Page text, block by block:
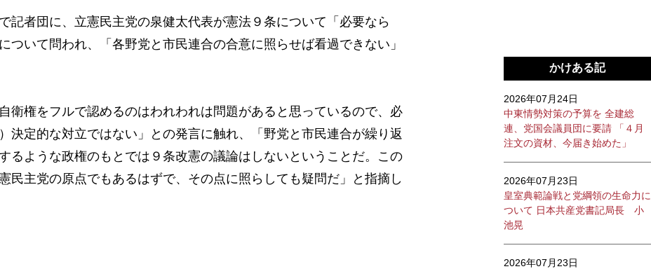
者団に、立憲民主党の泉健太代表が憲法９条について「必要なら
ついて問われ、「各野党と市民連合の合意に照らせば看過できない」
権をフルで認めるのはわれわれは問題があると思っているので、必
決定的な対立ではない」との発言に触れ、「野党と市民連合が繰り返
るような政権のもとでは９条改憲の議論はしないということだ。この
民主党の原点でもあるはずで、その点に照らしても疑問だ」と指摘し
かけある記
2026年07月24日
中東情勢対策の予算を 全建総
連、党国会議員団に要請 「４月
注文の資材、今届き始めた」
2026年07月23日
皇室典範論戦と党綱領の生命力に
ついて 日本共産党書記局長 小
池晃
2026年07月23日